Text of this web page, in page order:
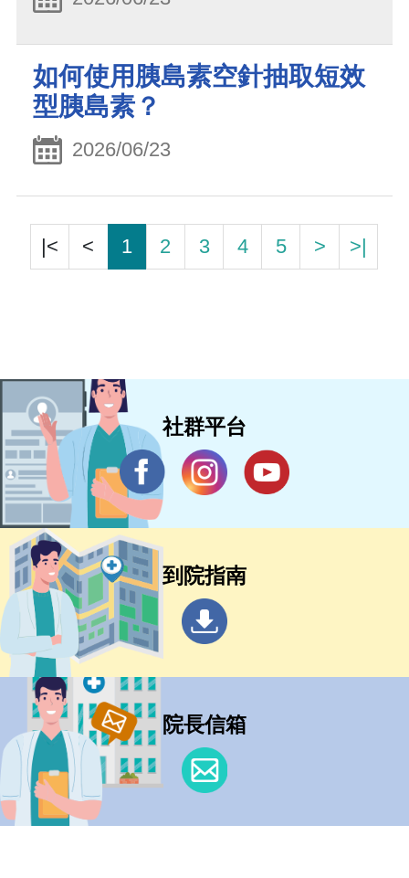
如何使用胰島素空針抽取短效
型胰島素？
2026/06/23
|< < 1 2 3 4 5 > >|
社群平台
到院指南
院長信箱